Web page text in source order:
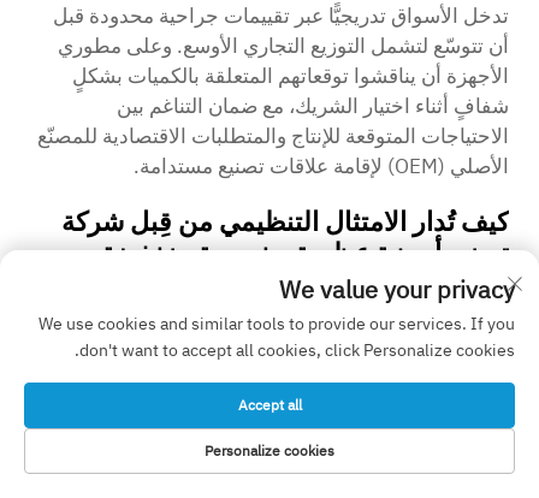
تدخل الأسواق تدريجيًّا عبر تقييمات جراحية محدودة قبل
أن تتوسّع لتشمل التوزيع التجاري الأوسع. وعلى مطوري
الأجهزة أن يناقشوا توقعاتهم المتعلقة بالكميات بشكلٍ
شفافٍ أثناء اختيار الشريك، مع ضمان التناغم بين
الاحتياجات المتوقعة للإنتاج والمتطلبات الاقتصادية للمصنّع
الأصلي (OEM) لإقامة علاقات تصنيع مستدامة.
كيف تُدار الامتثال التنظيمي من قِبل شركة
تصنيع أجهزة عظمية مخصصة منخفضة
الحجم (OEM) لعدة منتجات مخصصة في
وقتٍ واحد؟
يُطبِّق مصنعو الأجهزة العظمية المخصصة منخفضة الحجم،
المنصات، حيث تُخضع عمليات التصنيع الأساسية لعملية
اعتماد شاملة، وتُوثَّق الأجهزة المخصصة الفردية من خلال
ملفات سجل التصميم الخاضعة للرقابة وسجلات الجهاز
We value your privacy
We use cookies and similar tools to provide our services. If you
don't want to accept all cookies, click Personalize cookies.
Personalize cookies
Accept all